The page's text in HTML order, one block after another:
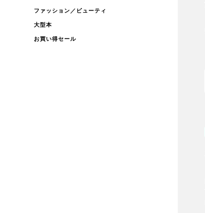
ファッション／ビューティ
大型本
お買い得セール